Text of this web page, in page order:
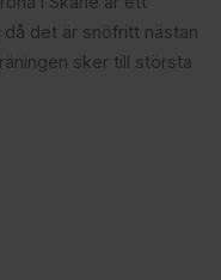
det är snöfritt nästan
sker till största